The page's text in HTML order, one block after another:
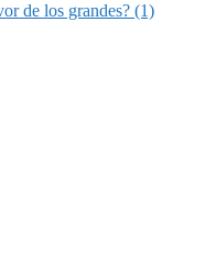
de los grandes? (1)